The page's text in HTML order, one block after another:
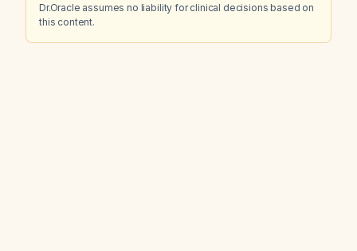
Dr.Oracle assumes no liability for clinical decisions based on
this content.